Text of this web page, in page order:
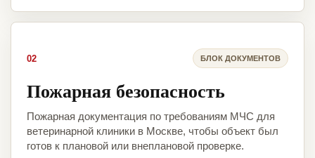
02 БЛОК ДОКУМЕНТОВ
Пожарная безопасность
Пожарная документация по требованиям МЧС для
ветеринарной клиники в Москве, чтобы объект был
готов к плановой или внеплановой проверке.